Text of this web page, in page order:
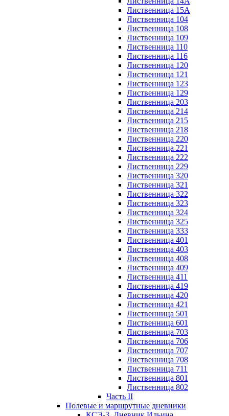
Лиственница 15А
Лиственница 104
Лиственница 108
Лиственница 109
Лиственница 110
Лиственница 116
Лиственница 120
Лиственница 121
Лиственница 123
Лиственница 129
Лиственница 203
Лиственница 214
Лиственница 215
Лиственница 218
Лиственница 220
Лиственница 221
Лиственница 222
Лиственница 229
Лиственница 320
Лиственница 321
Лиственница 322
Лиственница 323
Лиственница 324
Лиственница 325
Лиственница 333
Лиственница 401
Лиственница 403
Лиственница 408
Лиственница 409
Лиственница 411
Лиственница 419
Лиственница 420
Лиственница 421
Лиственница 501
Лиственница 601
Лиственница 703
Лиственница 706
Лиственница 707
Лиственница 708
Лиственница 711
Лиственница 801
Лиственница 802
Часть II
Полевые и маршрутные дневники